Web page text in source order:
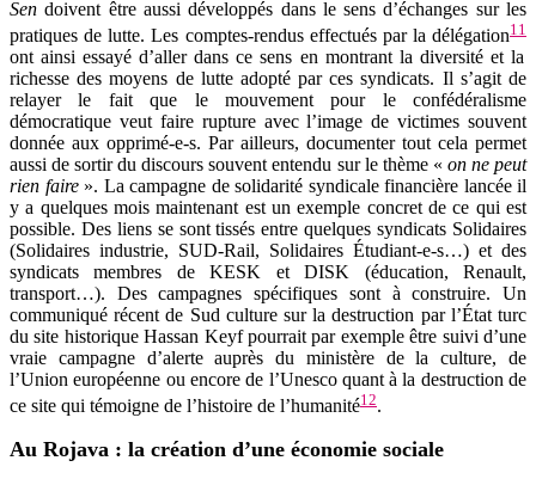
Sendoivent être aussi développés dans le sens d’échanges sur les
pratiques de lutte. Les comptes-rendus effectués par la délégation11
ont ainsi essayé d’aller dans ce sens en montrant la diversité et la
richesse des moyens de lutte adopté par ces syndicats. Il s’agit de
relayer le fait que le mouvement pour le confédéralisme
démocratique veut faire rupture avec l’image de victimes souvent
donnée aux opprimé-e-s. Par ailleurs, documenter tout cela permet
aussi de sortir du discours souvent entendu sur le thème « on ne peut
rien faire». La campagne de solidarité syndicale financière lancée il
y a quelques mois maintenant est un exemple concret de ce qui est
possible. Des liens se sont tissés entre quelques syndicats Solidaires
(Solidaires industrie, SUD-Rail, Solidaires Étudiant-e-s…) et des
syndicats membres de KESK et DISK (éducation, Renault,
transport…). Des campagnes spécifiques sont à construire. Un
communiqué récent de Sud culture sur la destruction par l’État turc
du site historique Hassan Keyf pourrait par exemple être suivi d’une
vraie campagne d’alerte auprès du ministère de la culture, de
l’Union européenne ou encore de l’Unesco quant à la destruction de
ce site qui témoigne de l’histoire de l’humanité12.
Au Rojava : la création d’une économie sociale